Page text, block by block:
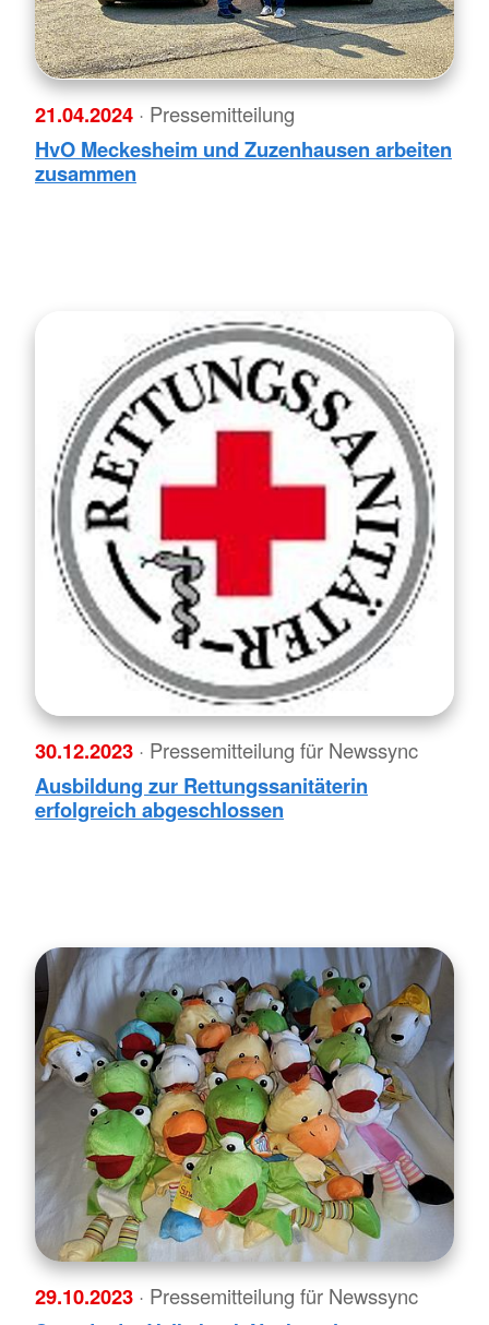
21.04.2024 · Pressemitteilung
HvO Meckesheim und Zuzenhausen arbeiten
zusammen
30.12.2023 · Pressemitteilung für Newssync
Ausbildung zur Rettungssanitäterin
erfolgreich abgeschlossen
29.10.2023 · Pressemitteilung für Newssync